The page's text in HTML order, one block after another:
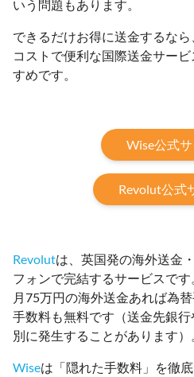
いう問題もあります。
できるだけお得に送金するなら
コストで便利な国際送金サー
すめです。
Wise公式
Revolut公式
Revolutは、英国発の海外送金
フォンで完結するサービスで
月75万円の海外送金あれば為
手数料も無料です（送金先銀
別に発生することがあります）
Wiseは「隠れた手数料」を徹